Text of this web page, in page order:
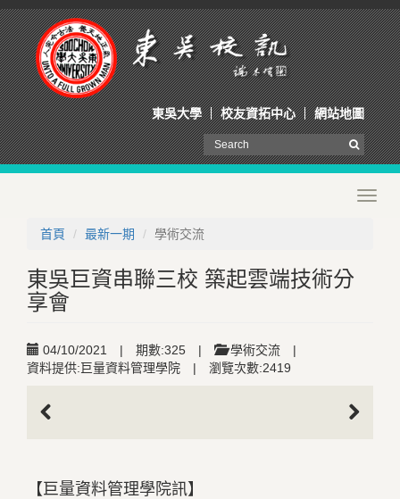
東吳大學 校友資拓中心 網站地圖
首頁
最新一期 學術交流
東吳巨資串聯三校 築起雲端技術分
享會
04/10/2021 | 期數:325 | 學術交流
|
資料提供:巨量資料管理學院
| 瀏覽次數:2419
【巨量資料管理學院訊】